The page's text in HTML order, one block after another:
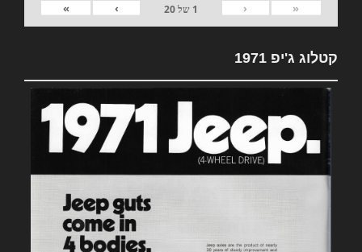
«
‹
1 של20
›
»
קטלוג ג'יפ 1971